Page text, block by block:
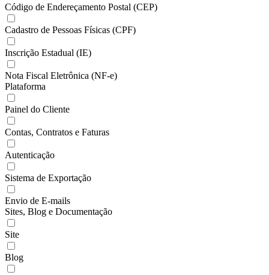
Código de Endereçamento Postal (CEP)
Cadastro de Pessoas Físicas (CPF)
Inscrição Estadual (IE)
Nota Fiscal Eletrônica (NF-e)
Plataforma
Painel do Cliente
Contas, Contratos e Faturas
Autenticação
Sistema de Exportação
Envio de E-mails
Sites, Blog e Documentação
Site
Blog